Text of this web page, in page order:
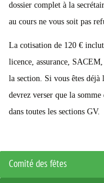
dossier complet à la
au cours ne vous soit pas
La cotisation de 120 €
licence, assurance,
la section. Si vous êtes
devrez verser que la
dans toutes les sections GV.
Comité des fêtes